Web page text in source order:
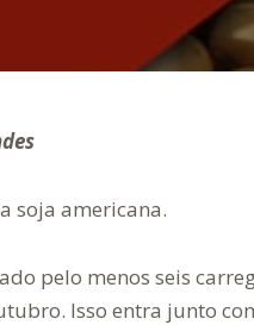
soja americana.
pelo menos seis
Isso entra junto